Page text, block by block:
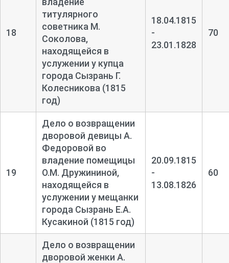
18
титулярного
советника М.
Соколова,
находящейся в
услужении у купца
города Сызрань Г.
Колесникова (1815
год)
18.04.1815
-
23.01.1828
70
19
Дело о возвращении
дворовой девицы А.
Федоровой во
владение помещицы
О.М. Дружининой,
находящейся в
услужении у мещанки
города Сызрань Е.А.
Кусакиной (1815 год)
20.09.1815
-
13.08.1826
60
Дело о возвращении
дворовой женки А.